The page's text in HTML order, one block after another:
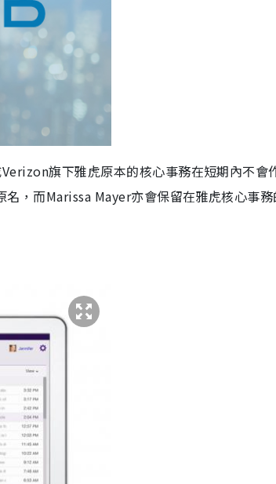
旗下雅虎原本的核心事務在短期內不會
，而Marissa Mayer亦會保留在雅虎核心事